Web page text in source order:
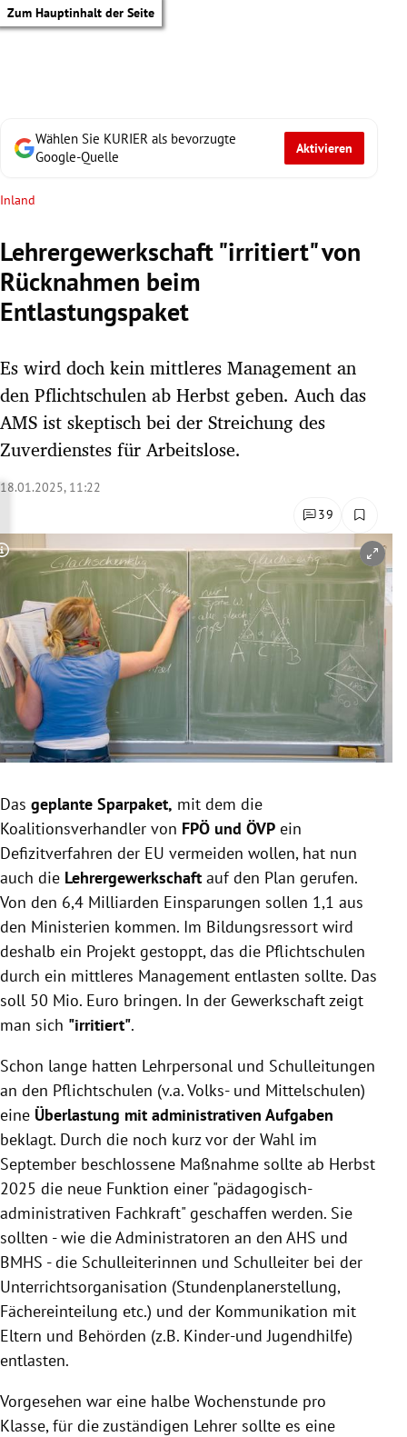
Zum Hauptinhalt der Seite
Untermenü
Untermenü
Untermenü
Untermenü
Untermenü
Untermenü
Wählen Sie KURIER als bevorzugte
Google-Quelle
Aktivieren
Inland
Lehrergewerkschaft "irritiert" von
Rücknahmen beim
Entlastungspaket
Es wird doch kein mittleres Management an
den Pflichtschulen ab Herbst geben. Auch das
AMS ist skeptisch bei der Streichung des
Zuverdienstes für Arbeitslose.
18.01.2025, 11:22
39
Copyright-Hinweis öffnen/schließen
Das geplante Sparpaket, mit dem die
Koalitionsverhandler von FPÖ und ÖVP ein
Defizitverfahren der EU vermeiden wollen, hat nun
auch die Lehrergewerkschaft auf den Plan gerufen.
Von den 6,4 Milliarden Einsparungen sollen 1,1 aus
den Ministerien kommen. Im Bildungsressort wird
deshalb ein Projekt gestoppt, das die Pflichtschulen
durch ein mittleres Management entlasten sollte. Das
soll 50 Mio. Euro bringen. In der Gewerkschaft zeigt
man sich "irritiert".
Schon lange hatten Lehrpersonal und Schulleitungen
an den Pflichtschulen (v.a. Volks- und Mittelschulen)
eine Überlastung mit administrativen Aufgaben
beklagt. Durch die noch kurz vor der Wahl im
September beschlossene Maßnahme sollte ab Herbst
2025 die neue Funktion einer "pädagogisch-
administrativen Fachkraft" geschaffen werden. Sie
sollten - wie die Administratoren an den AHS und
BMHS - die Schulleiterinnen und Schulleiter bei der
Unterrichtsorganisation (Stundenplanerstellung,
Fächereinteilung etc.) und der Kommunikation mit
Eltern und Behörden (z.B. Kinder-und Jugendhilfe)
entlasten.
Vorgesehen war eine halbe Wochenstunde pro
Klasse, für die zuständigen Lehrer sollte es eine